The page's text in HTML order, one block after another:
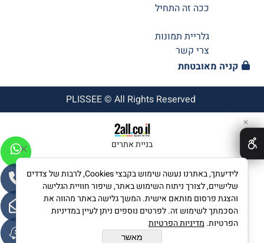
ככה זה התחיל
גלריית תמונות
צרי קשר
קניה מאובטחת
בניית אתרים
✕
לידיעתך, באתרנו נעשה שימוש בקבצי Cookies, לרבות של צדדים
שלישיים, לצורך ניתוח השימוש באתר, שיפור חוויית הגלישה
והצגת פרסום מותאם אישית. המשך גלישה באתר מהווה את
הסכמתך לשימוש זה. לפרטים נוספים ניתן לעיין במדיניות
הפרטיות. מדיניות הפרטיות
מאשר